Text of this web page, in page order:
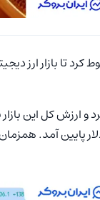
کرد تا بازار ارز